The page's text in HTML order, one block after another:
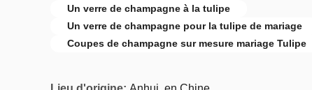
Un verre de champagne à la tulipe
Un verre de champagne pour la tulipe de mariage
Coupes de champagne sur mesure mariage Tulipe